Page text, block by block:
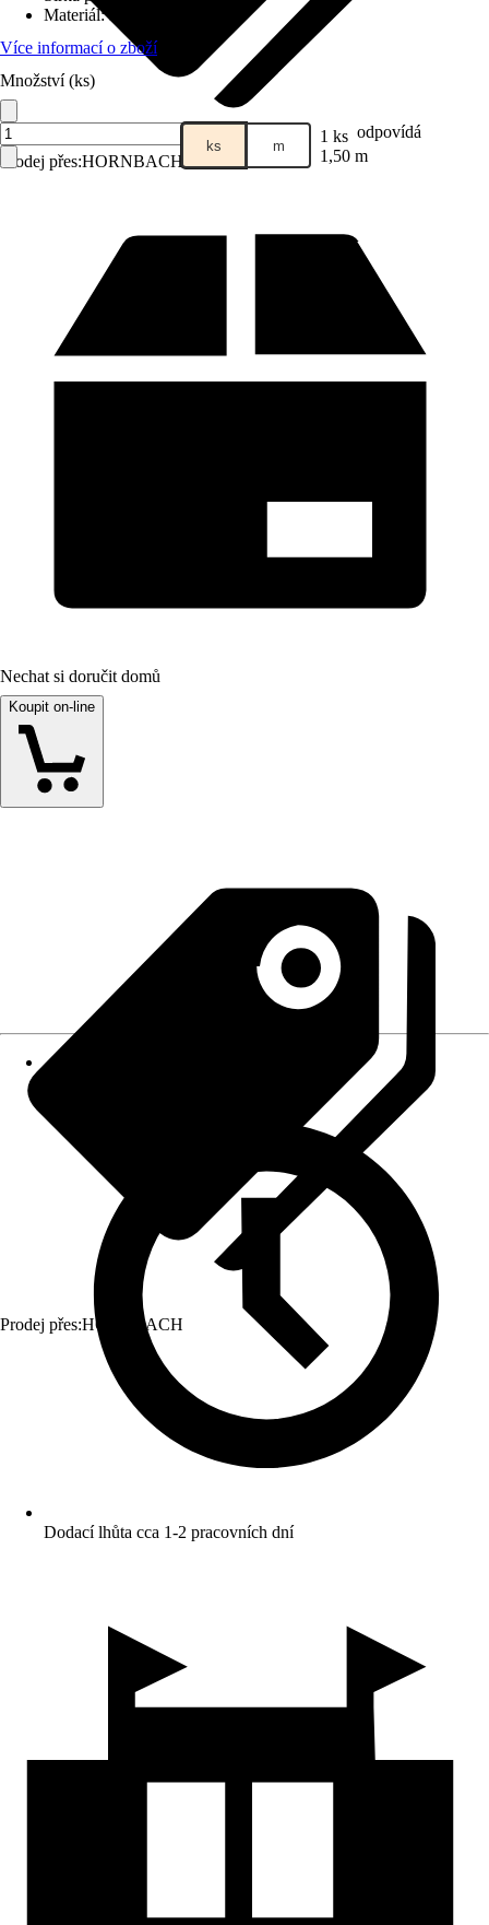
Prodej přes:HORNBACH
Materiál:
Více informací o zboží
Množství (ks)
ks m 1 ks odpovídá
1,50 m
Nechat si doručit domů
Koupit on-line
Prodej přes:HORNBACH
Dodací lhůta cca 1-2 pracovních dní